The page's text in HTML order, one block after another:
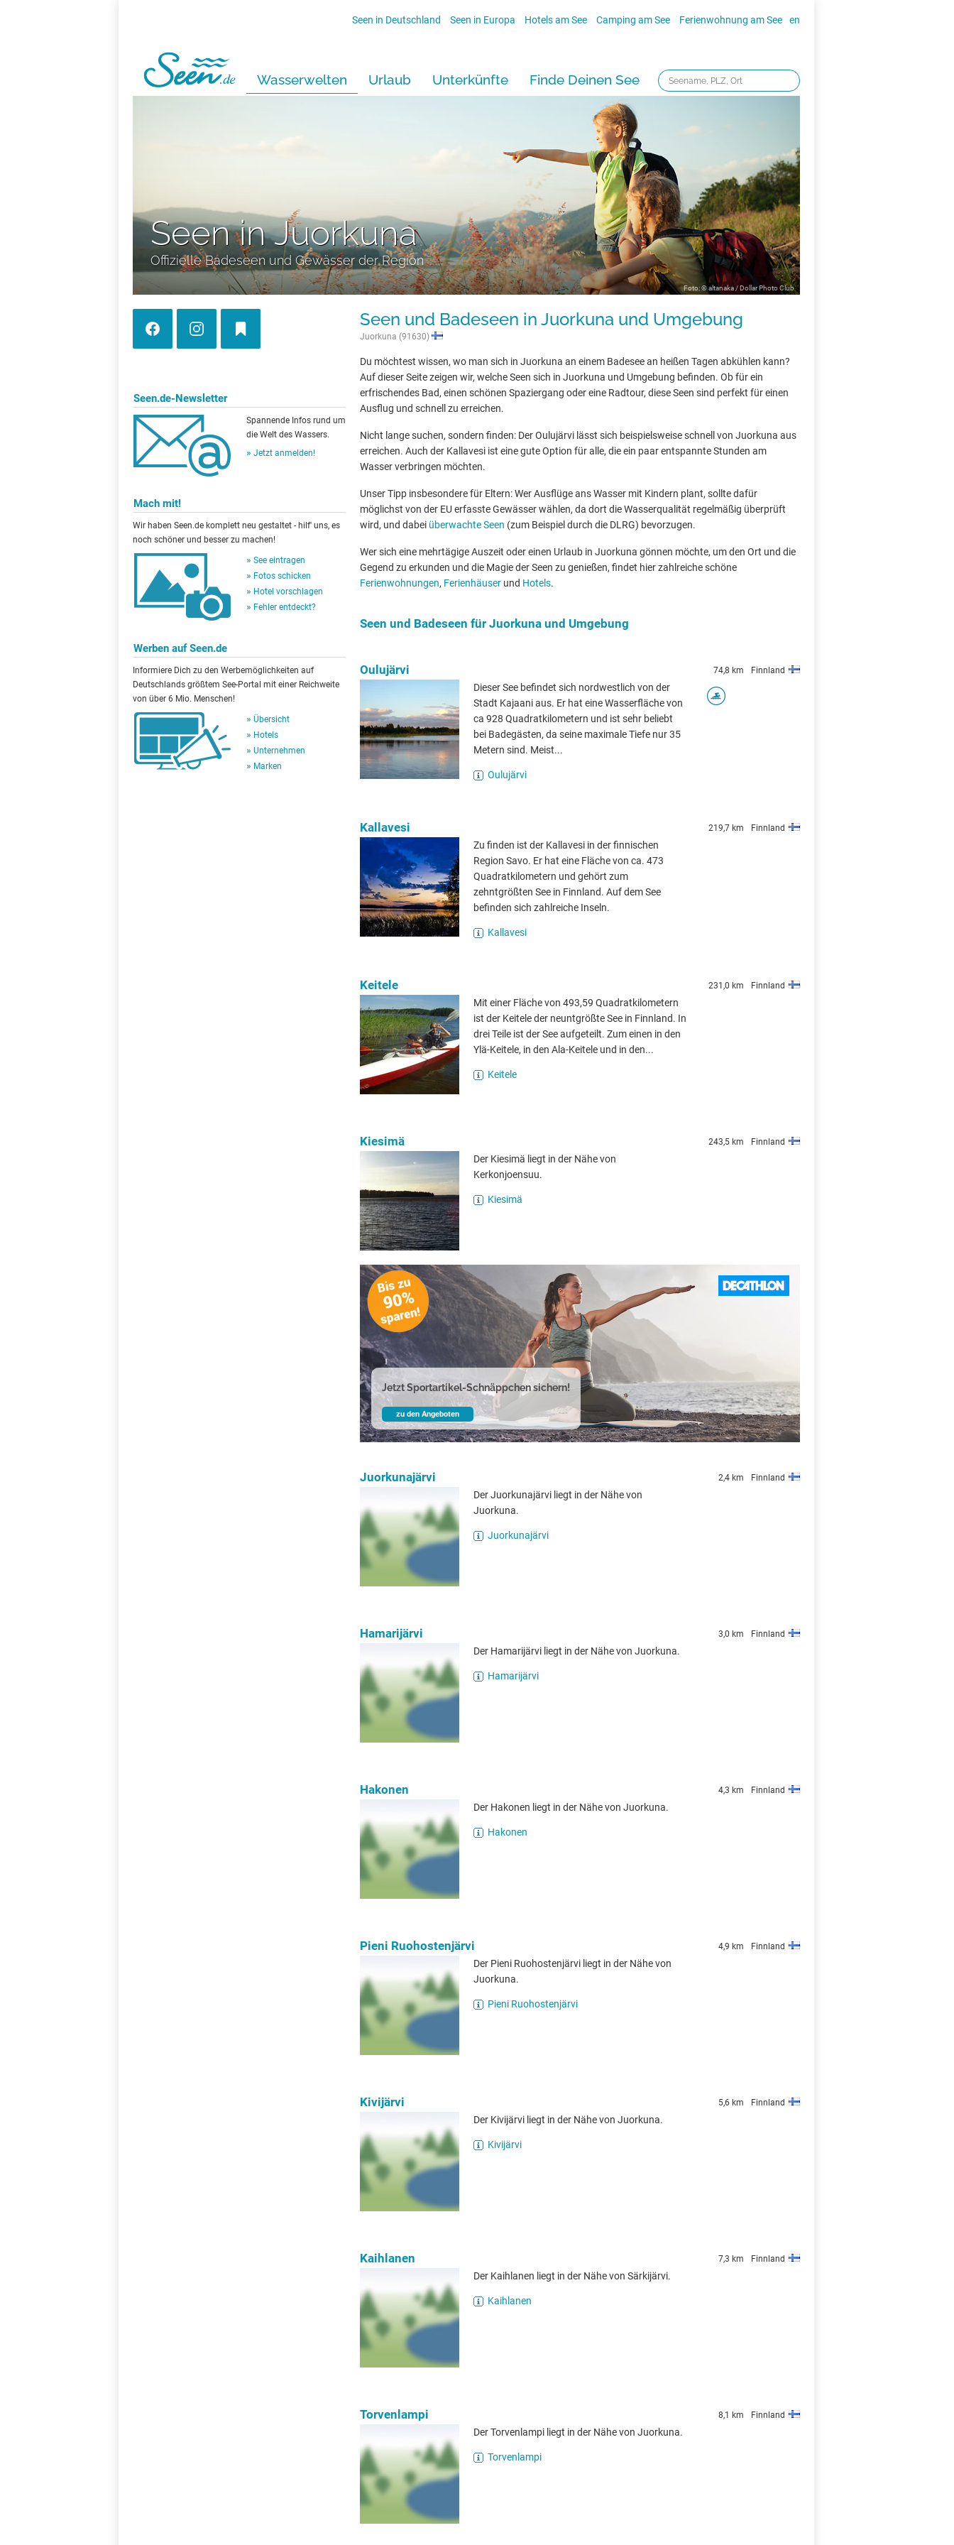
Seen in Deutschland Seen in Europa Hotels am See Camping am See Ferienwohnung am See en
Wasserwelten Urlaub Unterkünfte Finde Deinen See
Seen in Juorkuna
Offizielle Badeseen und Gewässer der Region
Foto: © altanaka / Dollar Photo Club
Seen.de-Newsletter
Spannende Infos rund um
die Welt des Wassers.
Jetzt anmelden!
Mach mit!
Wir haben Seen.de komplett neu gestaltet - hilf' uns, es
noch schöner und besser zu machen!
See eintragen
Fotos schicken
Hotel vorschlagen
Fehler entdeckt?
Werben auf Seen.de
Informiere Dich zu den Werbemöglichkeiten auf
Deutschlands größtem See-Portal mit einer Reichweite
von über 6 Mio. Menschen!
Übersicht
Hotels
Unternehmen
Marken
Seen und Badeseen in Juorkuna und Umgebung
Juorkuna (91630)
Du möchtest wissen, wo man sich in Juorkuna an einem Badesee an heißen Tagen abkühlen kann?
Auf dieser Seite zeigen wir, welche Seen sich in Juorkuna und Umgebung befinden. Ob für ein
erfrischendes Bad, einen schönen Spaziergang oder eine Radtour, diese Seen sind perfekt für einen
Ausflug und schnell zu erreichen.
Nicht lange suchen, sondern finden: Der Oulujärvi lässt sich beispielsweise schnell von Juorkuna aus
erreichen. Auch der Kallavesi ist eine gute Option für alle, die ein paar entspannte Stunden am
Wasser verbringen möchten.
Unser Tipp insbesondere für Eltern: Wer Ausflüge ans Wasser mit Kindern plant, sollte dafür
möglichst von der EU erfasste Gewässer wählen, da dort die Wasserqualität regelmäßig überprüft
wird, und dabei überwachte Seen (zum Beispiel durch die DLRG) bevorzugen.
Wer sich eine mehrtägige Auszeit oder einen Urlaub in Juorkuna gönnen möchte, um den Ort und die
Gegend zu erkunden und die Magie der Seen zu genießen, findet hier zahlreiche schöne
Ferienwohnungen, Ferienhäuser und Hotels.
Seen und Badeseen für Juorkuna und Umgebung
Oulujärvi 74,8 km Finnland
Dieser See befindet sich nordwestlich von der
Stadt Kajaani aus. Er hat eine Wasserfläche von
ca 928 Quadratkilometern und ist sehr beliebt
bei Badegästen, da seine maximale Tiefe nur 35
Metern sind. Meist...
Oulujärvi
Kallavesi 219,7 km Finnland
Zu finden ist der Kallavesi in der finnischen
Region Savo. Er hat eine Fläche von ca. 473
Quadratkilometern und gehört zum
zehntgrößten See in Finnland. Auf dem See
befinden sich zahlreiche Inseln.
Kallavesi
Keitele 231,0 km Finnland
Mit einer Fläche von 493,59 Quadratkilometern
ist der Keitele der neuntgrößte See in Finnland. In
drei Teile ist der See aufgeteilt. Zum einen in den
Ylä-Keitele, in den Ala-Keitele und in den...
Keitele
Kiesimä 243,5 km Finnland
Der Kiesimä liegt in der Nähe von
Kerkonjoensuu.
Kiesimä
Jetzt Sportartikel-Schnäppchen sichern!
zu den Angeboten
Juorkunajärvi 2,4 km Finnland
Der Juorkunajärvi liegt in der Nähe von
Juorkuna.
Juorkunajärvi
Hamarijärvi 3,0 km Finnland
Der Hamarijärvi liegt in der Nähe von Juorkuna.
Hamarijärvi
Hakonen 4,3 km Finnland
Der Hakonen liegt in der Nähe von Juorkuna.
Hakonen
Pieni Ruohostenjärvi 4,9 km Finnland
Der Pieni Ruohostenjärvi liegt in der Nähe von
Juorkuna.
Pieni Ruohostenjärvi
Kivijärvi 5,6 km Finnland
Der Kivijärvi liegt in der Nähe von Juorkuna.
Kivijärvi
Kaihlanen 7,3 km Finnland
Der Kaihlanen liegt in der Nähe von Särkijärvi.
Kaihlanen
Torvenlampi 8,1 km Finnland
Der Torvenlampi liegt in der Nähe von Juorkuna.
Torvenlampi